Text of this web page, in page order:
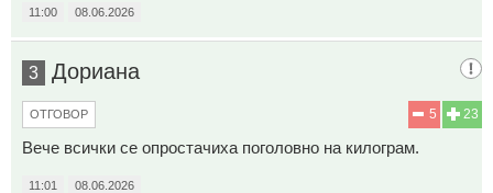
11:00 08.06.2026
3 Дориана
23
5
ОТГОВОР
Вече всички се опростачиха поголовно на килограм.
11:01 08.06.2026